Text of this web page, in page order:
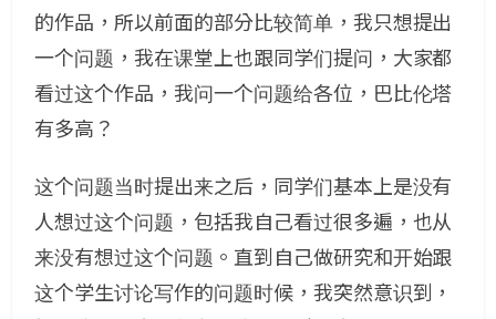
的作品，所以前面的部分比较简单，我只想提出
一个问题，我在课堂上也跟同学们提问，大家都
看过这个作品，我问一个问题给各位，巴比伦塔
有多高？
这个问题当时提出来之后，同学们基本上是没有
人想过这个问题，包括我自己看过很多遍，也从
来没有想过这个问题。直到自己做研究和开始跟
这个学生讨论写作的问题时候，我突然意识到，